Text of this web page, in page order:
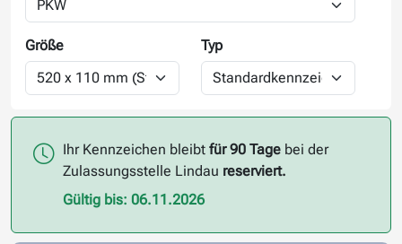
Größe Typ
Ihr Kennzeichen bleibtfür 90 Tage bei der
Zulassungsstelle Lindau reserviert.
Gültig bis: 06.11.2026